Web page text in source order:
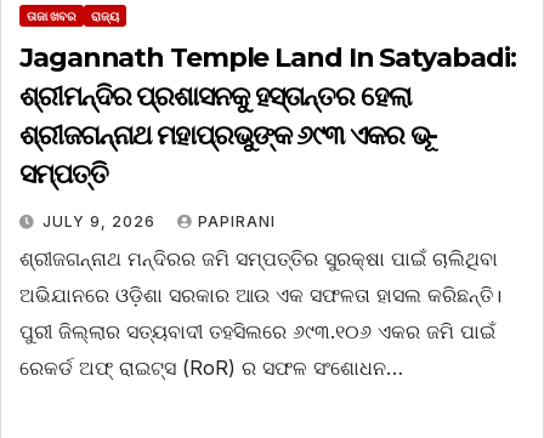
ତାଜା ଖବର ରାଜ୍ୟ
Jagannath Temple Land In Satyabadi:
ଶ୍ରୀମନ୍ଦିର ପ୍ରଶାସନକୁ ହସ୍ତାନ୍ତର ହେଲା
ଶ୍ରୀଜଗନ୍ନାଥ ମହାପ୍ରଭୁଙ୍କ ୬୯୩ ଏକର ଭୂ-
ସମ୍ପତ୍ତି
JULY 9, 2026 PAPIRANI
ଶ୍ରୀଜଗନ୍ନାଥ ମନ୍ଦିରର ଜମି ସମ୍ପତ୍ତିର ସୁରକ୍ଷା ପାଇଁ ଚାଲିଥିବା
ଅଭିଯାନରେ ଓଡ଼ିଶା ସରକାର ଆଉ ଏକ ସଫଳତା ହାସଲ କରିଛନ୍ତି।
ପୁରୀ ଜିଲ୍ଲାର ସତ୍ୟବାଦୀ ତହସିଲରେ ୬୯୩.୧୦୬ ଏକର ଜମି ପାଇଁ
ରେକର୍ଡ ଅଫ୍ ରାଇଟ୍ସ (RoR) ର ସଫଳ ସଂଶୋଧନ…